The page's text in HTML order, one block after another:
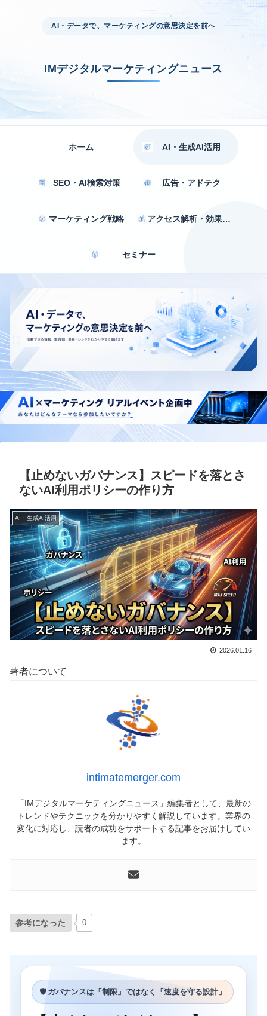
AI・データで、マーケティングの意思決定を前へ
IMデジタルマーケティングニュース
ホーム AI・生成AI活用
SEO・AI検索対策 広告・アドテク
マーケティング戦略 アクセス解析・効果測定
セミナー
【止めないガバナンス】スピードを落とさ
ないAI利用ポリシーの作り方
AI・生成AI活用
2026.01.16
著者について
intimatemerger.com
「IMデジタルマーケティングニュース」編集者として、最新の
トレンドやテクニックを分かりやすく解説しています。業界の
変化に対応し、読者の成功をサポートする記事をお届けしてい
ます。
参考になった 0
🛡 ガバナンスは「制限」ではなく「速度を守る設計」